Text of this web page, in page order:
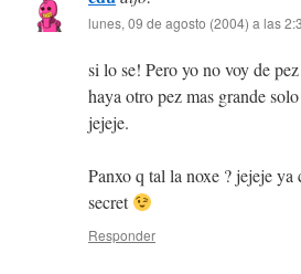
lunes, 09 de agosto (2004) a las
si lo se! Pero yo no voy de
haya otro pez mas grande
jejeje.
Panxo q tal la noxe ? jejeje ya
secret
Responder